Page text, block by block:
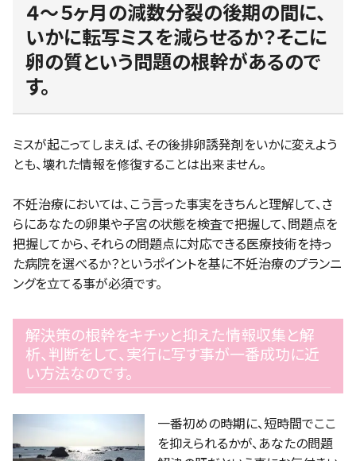
４〜５ヶ月の減数分裂の後期の間に、
いかに転写ミスを減らせるか？そこに
卵の質という問題の根幹があるので
す。
ミスが起こってしまえば、その後排卵誘発剤をいかに変えよう
とも、壊れた情報を修復することは出来ません。
不妊治療においては、こう言った事実をきちんと理解して、さ
らにあなたの卵巣や子宮の状態を検査で把握して、問題点を
把握してから、それらの問題点に対応できる医療技術を持っ
た病院を選べるか？というポイントを基に不妊治療のプランニ
ングを立てる事が必須です。
解決策の根幹をキチッと抑えた情報収集と解
析、判断をして、実行に写す事が一番成功に近
い方法なのです。
一番初めの時期に、短時間でここ
を抑えられるかが、あなたの問題